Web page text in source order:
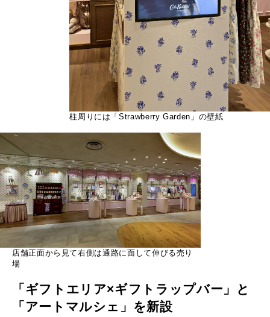
柱周りには「Strawberry Garden」の壁紙
店舗正面から見て右側は通路に面して伸びる売り
場
「ギフトエリア×ギフトラップバー」と
「アートマルシェ」を新設